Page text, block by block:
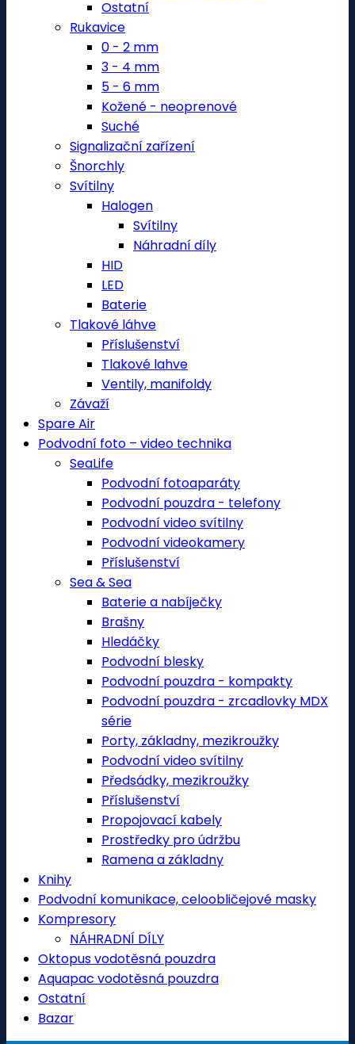
Ostatní
Rukavice
0 - 2 mm
3 - 4 mm
5 - 6 mm
Kožené - neoprenové
Suché
Signalizační zařízení
Šnorchly
Svítilny
Halogen
Svítilny
Náhradní díly
HID
LED
Baterie
Tlakové láhve
Příslušenství
Tlakové lahve
Ventily, manifoldy
Závaží
Spare Air
Podvodní foto – video technika
SeaLife
Podvodní fotoaparáty
Podvodní pouzdra - telefony
Podvodní video svítilny
Podvodní videokamery
Příslušenství
Sea & Sea
Baterie a nabíječky
Brašny
Hledáčky
Podvodní blesky
Podvodní pouzdra - kompakty
Podvodní pouzdra - zrcadlovky MDX
série
Porty, základny, mezikroužky
Podvodní video svítilny
Předsádky, mezikroužky
Příslušenství
Propojovací kabely
Prostředky pro údržbu
Ramena a základny
Knihy
Podvodní komunikace, celoobličejové masky
Kompresory
NÁHRADNÍ DÍLY
Oktopus vodotěsná pouzdra
Aquapac vodotěsná pouzdra
Ostatní
Bazar